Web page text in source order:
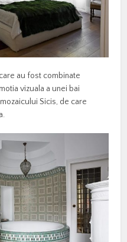
au fost combinate
vizuala a unei bai
Sicis, de care